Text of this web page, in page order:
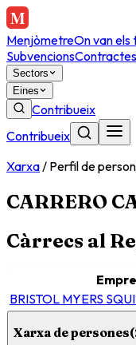
MenjòmetreOn van els
SubvencionsContractes
Sectors
Eines
Contribueix
Contribueix
Xarxa/ Perfil de
CARRERO
Càrrecs al
BRISTOL MYERS
Xarxa de persones(